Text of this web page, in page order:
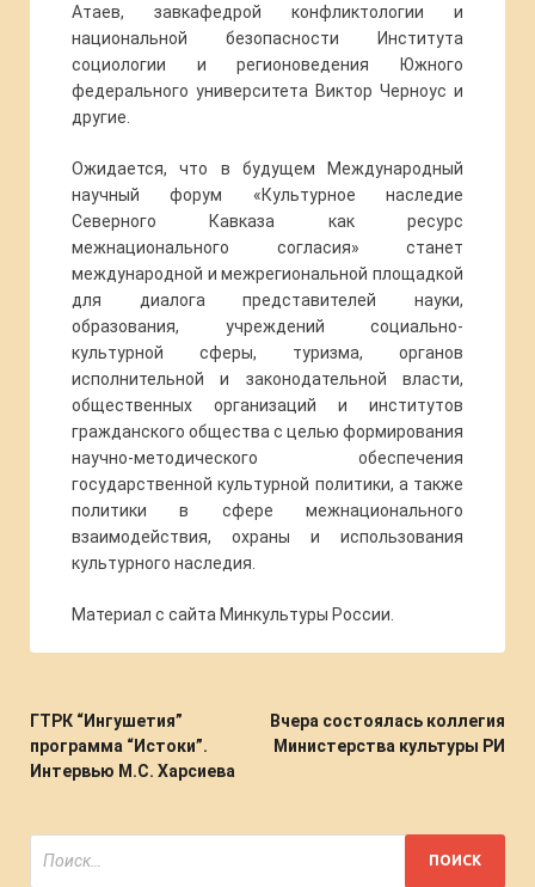
Атаев, завкафедрой конфликтологии и
национальной безопасности Института
социологии и регионоведения Южного
федерального университета Виктор Черноус и
другие.
Ожидается, что в будущем Международный
научный форум «Культурное наследие
Северного Кавказа как ресурс
межнационального согласия» станет
международной и межрегиональной площадкой
для диалога представителей науки,
образования, учреждений социально-
культурной сферы, туризма, органов
исполнительной и законодательной власти,
общественных организаций и институтов
гражданского общества с целью формирования
научно-методического обеспечения
государственной культурной политики, а также
политики в сфере межнационального
взаимодействия, охраны и использования
культурного наследия.
Материал с сайта Минкультуры России.
ГТРК “Ингушетия”
программа “Истоки”.
Интервью М.С. Харсиева
Вчера состоялась коллегия
Министерства культуры РИ